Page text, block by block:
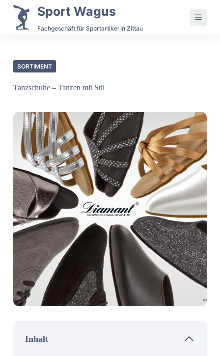
Zum
springen
Sport Wagus
Fachgeschäft für Sportartikel in Zittau
SORTIMENT
Tanzschuhe – Tanzen mit Stil
Inhalt